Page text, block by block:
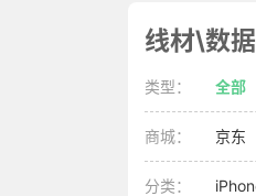
线材\数
类型： 全部
商城： 京东
分类：